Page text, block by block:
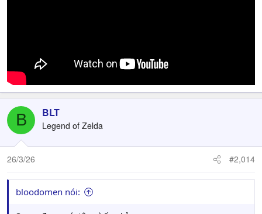
B BLT
Legend of Zelda
26/3/26 #2,014
bloodomen nói: